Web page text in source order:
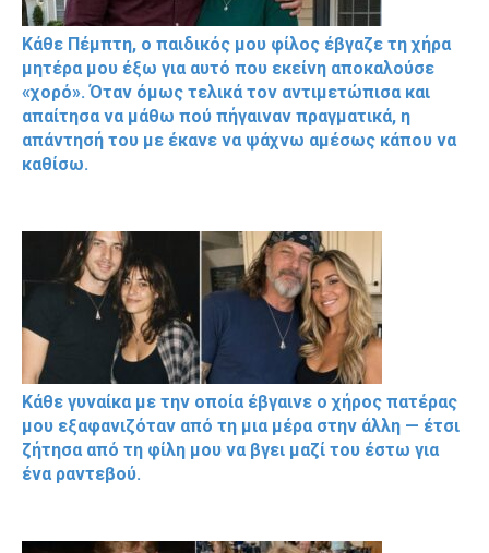
Κάθε Πέμπτη, ο παιδικός μου φίλος έβγαζε τη χήρα
μητέρα μου έξω για αυτό που εκείνη αποκαλούσε
«χορό». Όταν όμως τελικά τον αντιμετώπισα και
απαίτησα να μάθω πού πήγαιναν πραγματικά, η
απάντησή του με έκανε να ψάχνω αμέσως κάπου να
καθίσω.
Κάθε γυναίκα με την οποία έβγαινε ο χήρος πατέρας
μου εξαφανιζόταν από τη μια μέρα στην άλλη — έτσι
ζήτησα από τη φίλη μου να βγει μαζί του έστω για
ένα ραντεβού.